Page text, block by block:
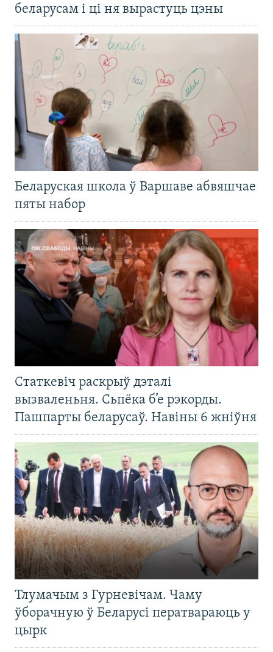
беларусам і ці ня вырастуць цэны
Беларуская школа ў Варшаве абвяшчае
пяты набор
Статкевіч раскрыў дэталі
вызваленьня. Сьпёка б’е рэкорды.
Пашпарты беларусаў. Навіны 6 жніўня
Тлумачым з Гурневічам. Чаму
ўборачную ў Беларусі ператвараюць у
цырк